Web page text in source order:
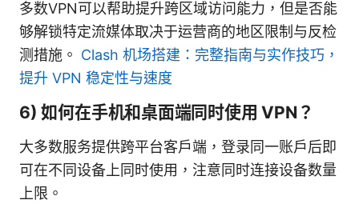
多数VPN可以帮助提升跨区域访问能力，但是否能
够解锁特定流媒体取决于运营商的地区限制与反检
测措施。 Clash 机场搭建：完整指南与实作技巧，
提升 VPN 稳定性与速度
6) 如何在手机和桌面端同时使用 VPN？
大多数服务提供跨平台客户端，登录同一账户后即
可在不同设备上同时使用，注意同时连接设备数量
上限。